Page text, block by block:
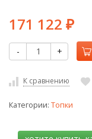
171 122 ₽
- +
К сравнению
Категории: Топки